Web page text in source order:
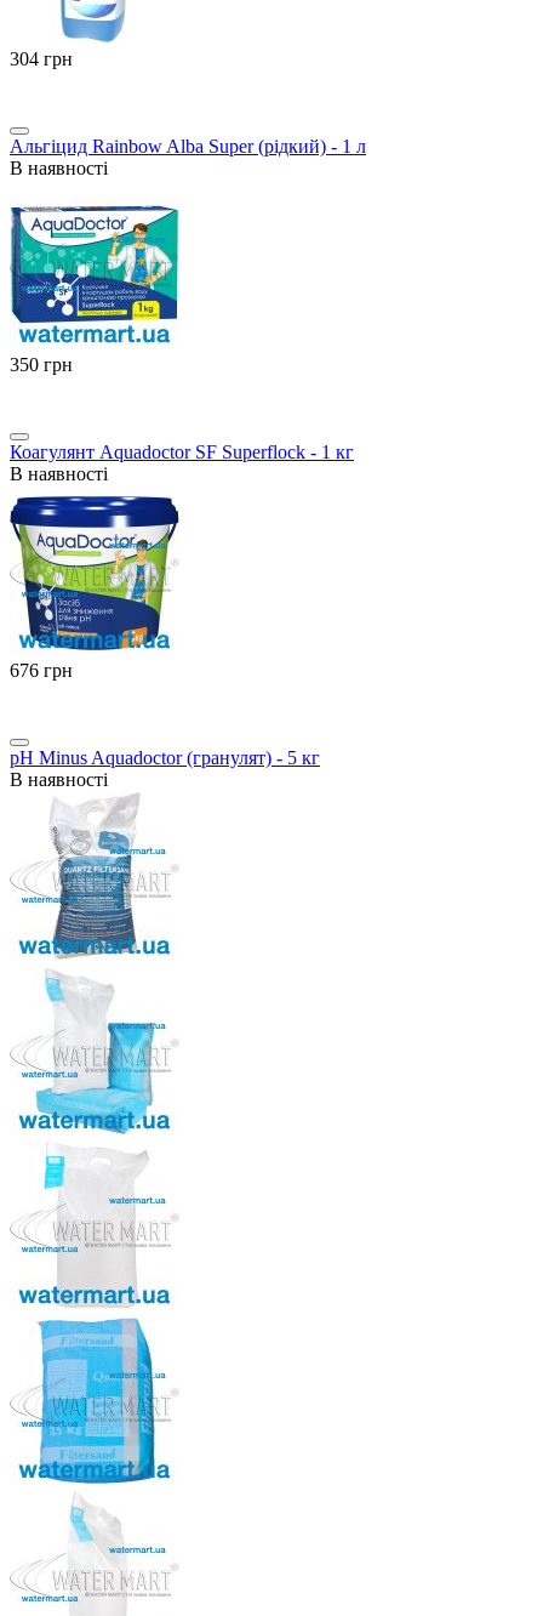
‍304‍ грн
Альгіцид Rainbow Alba Super (рідкий) - 1 л
В наявності
‍350‍ грн
Коагулянт Aquadoctor SF Superflock - 1 кг
В наявності
‍676‍ грн
pH Minus Aquadoctor (гранулят) - 5 кг
В наявності